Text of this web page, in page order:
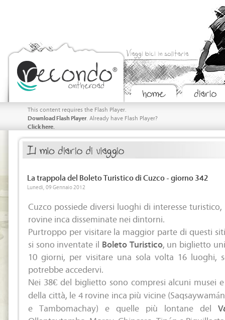
Viaggi bici in solitaria
This content requires the Flash Player.
Download Flash Player. Already have Flash Player?
Click here.
La trappola del Boleto Turistico di Cuzco - giorno 342
Lunedi, 09 Gennaio 2012
Cuzco possiede diversi luoghi di interesse
rovine inca disseminate nei dintorni.
Purtroppo per visitare la maggior parte di questi
si sono inventate il Boleto Turistico, un biglietto
10 giorni, per visitare una sola volta 16 luoghi,
potrebbe accedervi.
Nei 38€ del biglietto sono compresi alcuni musei
della città, le 4 rovine inca più vicine
e Tambomachay) e quelle più lontane del